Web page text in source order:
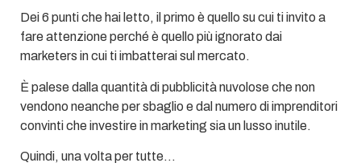
Dei 6 punti che hai letto, il primo è quello su cui ti invito a
fare attenzione perché è quello più ignorato dai
marketers in cui ti imbatterai sul mercato.
È palese dalla quantità di pubblicità nuvolose che non
vendono neanche per sbaglio e dal numero di imprenditori
convinti che investire in marketing sia un lusso inutile.
Quindi, una volta per tutte…